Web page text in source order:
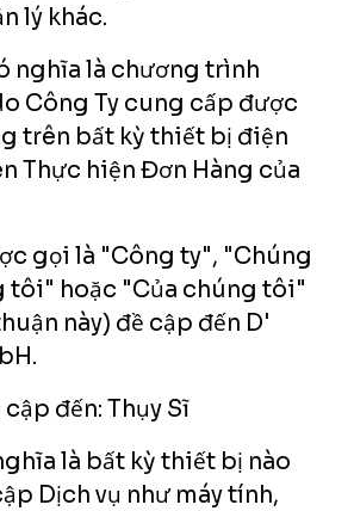
lý khác.
nghĩa là chương trình
Công Ty cung cấp được
trên bất kỳ thiết bị điện
Thực hiện Đơn Hàng của
gọi là "Công ty", "Chúng
tôi" hoặc "Của chúng tôi"
này) đề cập đến D'
cập đến: Thụy Sĩ
là bất kỳ thiết bị nào
Dịch vụ như máy tính,